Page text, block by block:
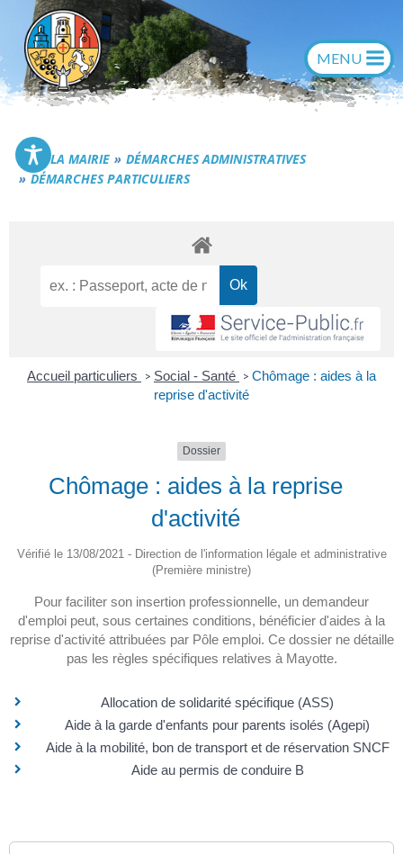
contenu
Commune de Générac
LA MAIRIE
DÉMARCHES ADMINISTRATIVES
DÉMARCHES PARTICULIERS
Accueil particuliers > Social - Santé > Chômage : aides à la
reprise d'activité
Dossier
Chômage : aides à la reprise
d'activité
Vérifié le 13/08/2021 - Direction de l'information légale et administrative
(Première ministre)
Pour faciliter son insertion professionnelle, un demandeur
d'emploi peut, sous certaines conditions, bénéficier d'aides à la
reprise d'activité attribuées par Pôle emploi. Ce dossier ne détaille
pas les règles spécifiques relatives à Mayotte.
Allocation de solidarité spécifique (ASS)
Aide à la garde d'enfants pour parents isolés (Agepi)
Aide à la mobilité, bon de transport et de réservation SNCF
Aide au permis de conduire B